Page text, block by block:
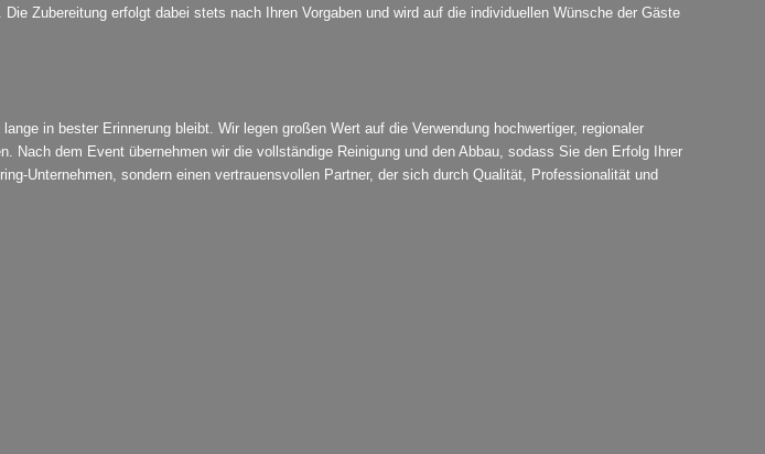
Zubereitung erfolgt dabei stets nach Ihren Vorgaben und wird auf die individuellen Wünsche der Gäste
in bester Erinnerung bleibt. Wir legen großen Wert auf die Verwendung hochwertiger, regionaler
dem Event übernehmen wir die vollständige Reinigung und den Abbau, sodass Sie den Erfolg Ihrer
Unternehmen, sondern einen vertrauensvollen Partner, der sich durch Qualität, Professionalität und